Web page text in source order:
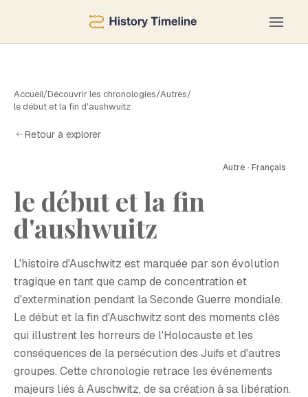
Accueil/Découvrir les chronologies/Autres/
le début et la fin d'aushwuitz
Retour à explorer
Autre · Français
le début et la fin
d'aushwuitz
L'histoire d'Auschwitz est marquée par son évolution
tragique en tant que camp de concentration et
d'extermination pendant la Seconde Guerre mondiale.
Le début et la fin d'Auschwitz sont des moments clés
qui illustrent les horreurs de l'Holocauste et les
conséquences de la persécution des Juifs et d'autres
groupes. Cette chronologie retrace les événements
majeurs liés à Auschwitz, de sa création à sa libération.